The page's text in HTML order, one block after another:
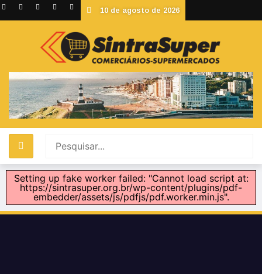
10 de agosto de 2026
Setting up fake worker failed: "Cannot load script at:
https://sintrasuper.org.br/wp-content/plugins/pdf-
embedder/assets/js/pdfjs/pdf.worker.min.js".